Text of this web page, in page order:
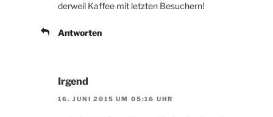
derweil Kaffee mit letzten Besuchern!
Antworten
Irgend
16. JUNI 2015 UM 05:16 UHR